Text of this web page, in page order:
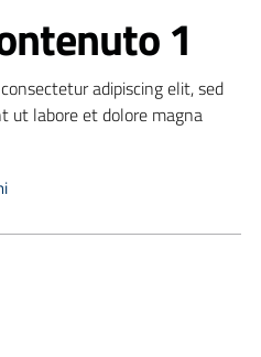
1
adipiscing elit, sed
ut labore et dolore magna